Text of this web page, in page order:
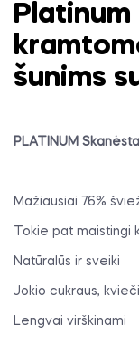
šunims
PLATINUM
Mažiausiai 76%
Tokie pat maistingi
Natūralūs ir sveiki
Jokio cukraus,
Lengvai virškinami